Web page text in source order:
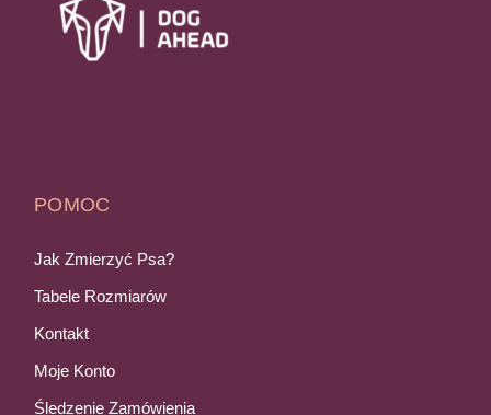
POMOC
Jak Zmierzyć Psa?
Tabele Rozmiarów
Kontakt
Moje Konto
Śledzenie Zamówienia